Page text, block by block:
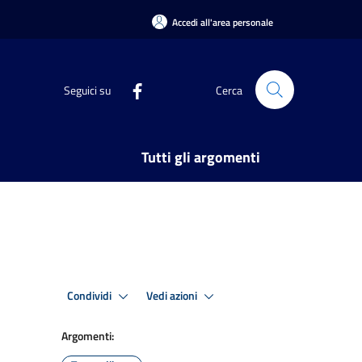
Accedi all'area personale
Seguici su Cerca
Tutti gli argomenti
Condividi Vedi azioni
Argomenti: